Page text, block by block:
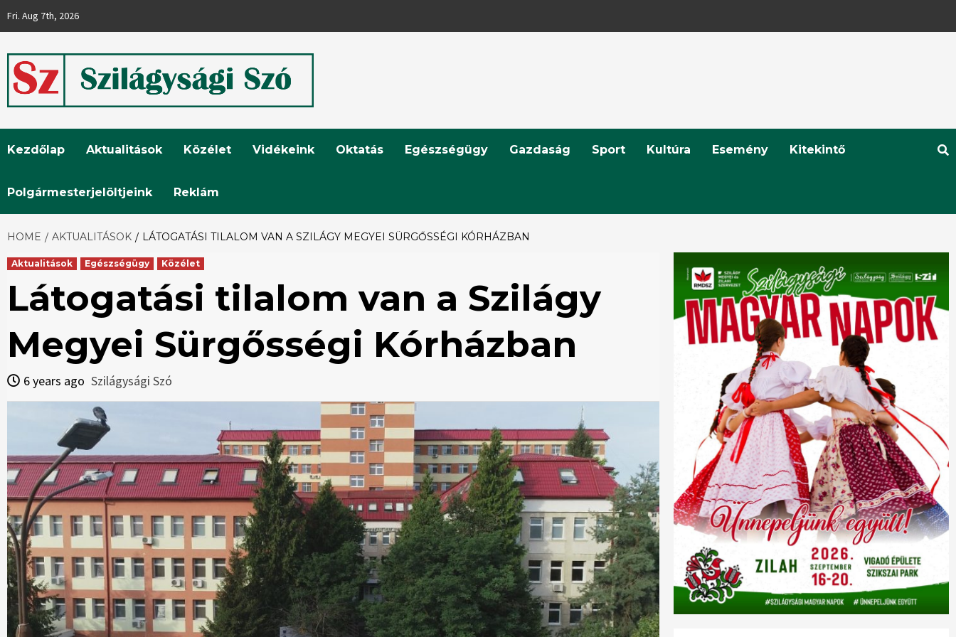
Fri. Aug 7th, 2026
Szilágysági
Szó
Kezdőlap Aktualitások Közélet Vidékeink Oktatás Egészségügy Gazdaság Sport Kultúra Esemény Kitekintő
Polgármesterjelöltjeink Reklám
HOME AKTUALITÁSOK LÁTOGATÁSI TILALOM VAN A SZILÁGY MEGYEI SÜRGŐSSÉGI KÓRHÁZBAN
Aktualitások Egészségügy Közélet
Látogatási tilalom van a Szilágy
Megyei Sürgősségi Kórházban
6 years ago Szilágysági Szó